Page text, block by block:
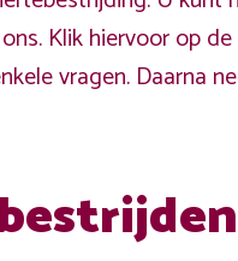
Klik hiervoor op
vragen. Daarna